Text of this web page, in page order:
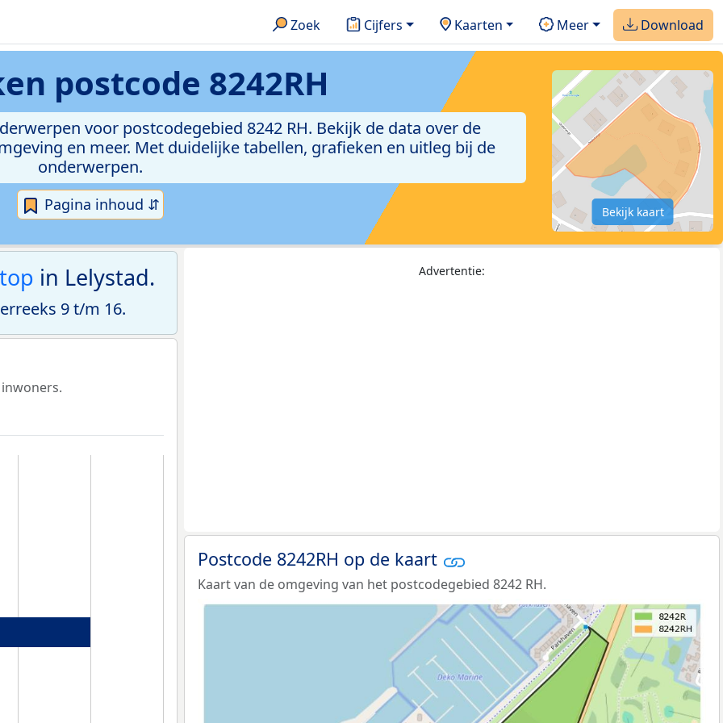
Zoek Cijfers Kaarten Meer Download
postcode 8242RH
voor postcodegebied 8242 RH. Bekijk de data over de
en meer. Met duidelijke tabellen, grafieken en uitleg bij de
onderwerpen.
Pagina inhoud ⇵ Bekijk kaart
in Lelystad.
9 t/m 16.
Advertentie:
Postcode 8242RH op de kaart
Kaart van de omgeving van het postcodegebied 8242 RH.